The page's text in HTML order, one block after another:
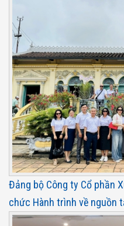
Đảng bộ Công ty Cổ phần
chức Hành trình về nguồn